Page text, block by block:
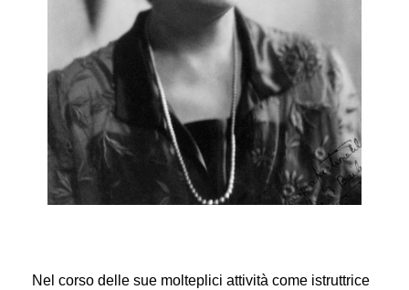
Nel corso delle sue molteplici attività come istruttrice